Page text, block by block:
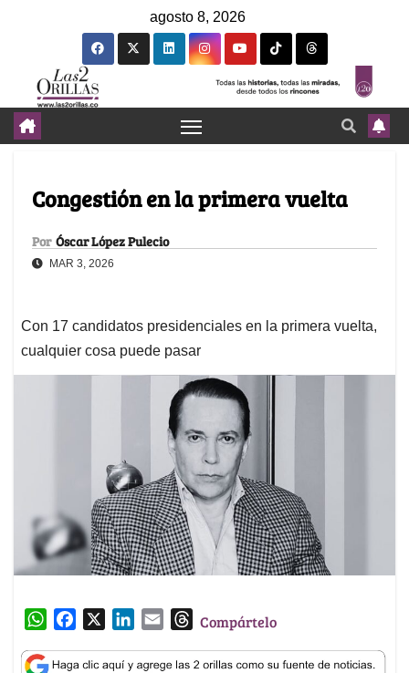
agosto 8, 2026
Congestión en la primera vuelta
Por Óscar López Pulecio
MAR 3, 2026
Con 17 candidatos presidenciales en la primera vuelta,
cualquier cosa puede pasar
W
a
c
n
a
T
r
Compártelo